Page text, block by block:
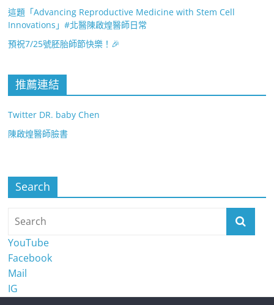
這題「Advancing Reproductive Medicine with Stem Cell
Innovations」#北醫陳啟煌醫師日常
預祝7/25號胚胎師節快樂！🎉
推薦連結
Twitter DR. baby Chen
陳啟煌醫師臉書
Search
YouTube
Facebook
Mail
IG